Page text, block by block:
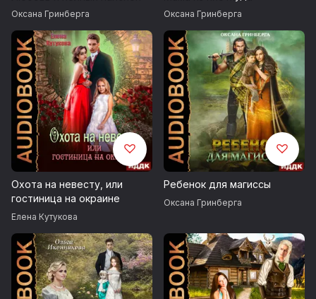
Оксана Гринберга Оксана Гринберга
Охота на невесту, или
гостиница на окраине
Елена Кутукова
Ребенок для магиссы
Оксана Гринберга